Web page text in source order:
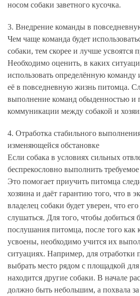
носом собаки заветного кусочка.
3. Внедрение команды в
Чем чаще команда будет
собаки, тем скорее и лучше усвоятся
Необходимо оценить, в каких
использовать определённую команду
её в повседневную жизнь питомца.
выполнение команд обыденностью и
коммуникации между собакой и
4. Отработка стабильного
изменяющейся обстановке
Если собака в условиях сильных
беспрекословно выполнить
Это помогает приучить питомца
хозяина и даёт гарантию того, что в
владелец собаки будет уверен, что
слушаться. Для того, чтобы добиться
послушания питомца, после того как
усвоены, необходимо учится их
ситуациях. Например, для отработки
выбрать место рядом с площадкой для
находится другие собаки. В начале
должно быть небольшим, а похвала